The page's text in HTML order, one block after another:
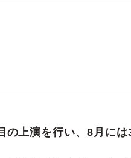
上演を行い、8月には